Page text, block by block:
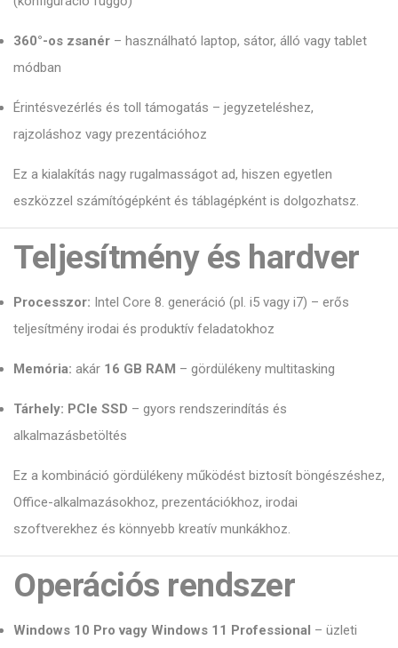
360°-os zsanér – használható laptop, sátor, álló vagy tablet
módban
Érintésvezérlés és toll támogatás – jegyzeteléshez,
rajzoláshoz vagy prezentációhoz
Ez a kialakítás nagy rugalmasságot ad, hiszen egyetlen
eszközzel számítógépként és táblagépként is dolgozhatsz.
Teljesítmény és hardver
Processzor: Intel Core 8. generáció (pl. i5 vagy i7) – erős
teljesítmény irodai és produktív feladatokhoz
Memória: akár 16 GB RAM – gördülékeny multitasking
Tárhely: PCIe SSD – gyors rendszerindítás és
alkalmazásbetöltés
Ez a kombináció gördülékeny működést biztosít böngészéshez,
Office-alkalmazásokhoz, prezentációkhoz, irodai
szoftverekhez és könnyebb kreatív munkákhoz.
Operációs rendszer
Windows 10 Pro vagy Windows 11 Professional – üzleti